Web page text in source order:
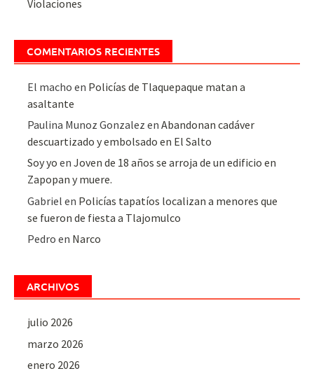
Violaciones
COMENTARIOS RECIENTES
El macho en Policías de Tlaquepaque matan a
asaltante
Paulina Munoz Gonzalez enAbandonan cadáver
descuartizado y embolsado en El Salto
Soy yo enJoven de 18 años se arroja de un edificio en
Zapopan y muere.
Gabriel en Policías tapatíos localizan a menores que
se fueron de fiesta a Tlajomulco
Pedro en Narco
ARCHIVOS
julio 2026
marzo 2026
enero 2026